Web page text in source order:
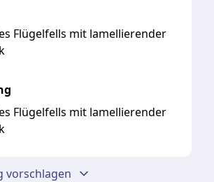
Flügelfells mit lamellierender
Flügelfells mit lamellierender
vorschlagen